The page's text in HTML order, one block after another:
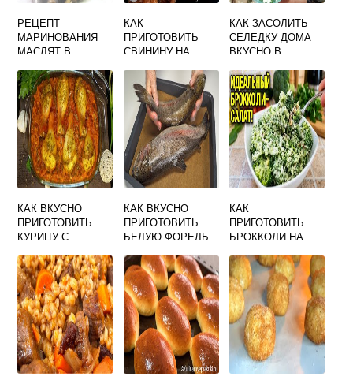
РЕЦЕПТ
МАРИНОВАНИЯ
МАСЛЯТ В
УСЛОВИЯХ НА
ЗИМУ ВКУСНЫЙ
КАК
ПРИГОТОВИТЬ
СВИНИНУ НА
СОЧНО И ВКУСНО
КУСОЧКАМИ С
ЛУКОМ
КАК ЗАСОЛИТЬ
СЕЛЕДКУ ДОМА
ВКУСНО В
ВКУСНЫЙ
РЕЦЕПТ
КАК ВКУСНО
ПРИГОТОВИТЬ
КУРИЦУ С
ДУХОВКЕ
КАК ВКУСНО
ПРИГОТОВИТЬ
БЕЛУЮ ФОРЕЛЬ
КАК
ПРИГОТОВИТЬ
БРОККОЛИ НА
ВКУСНО
ПОШАГОВЫЙ
РЕЦЕПТ